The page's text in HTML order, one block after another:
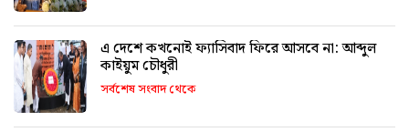
এ দেশে কখনোই ফ্যাসিবাদ ফিরে আসবে না: আব্দুল
কাইয়ুম চৌধুরী
সর্বশেষ সংবাদ থেকে